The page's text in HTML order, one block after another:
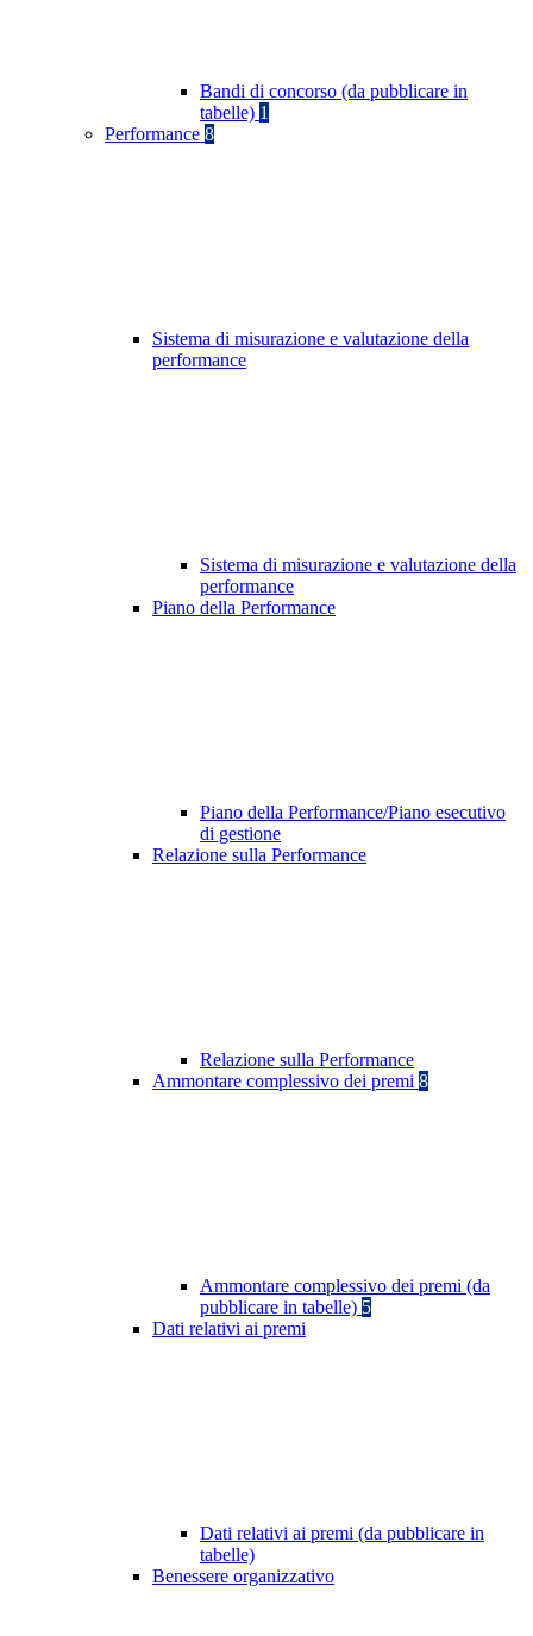
Bandi di concorso (da pubblicare in
tabelle) 1
Performance 8
Sistema di misurazione e valutazione della
performance
Sistema di misurazione e valutazione della
performance
Piano della Performance
Piano della Performance/Piano esecutivo
di gestione
Relazione sulla Performance
Relazione sulla Performance
Ammontare complessivo dei premi 8
Ammontare complessivo dei premi (da
pubblicare in tabelle) 5
Dati relativi ai premi
Dati relativi ai premi (da pubblicare in
tabelle)
Benessere organizzativo